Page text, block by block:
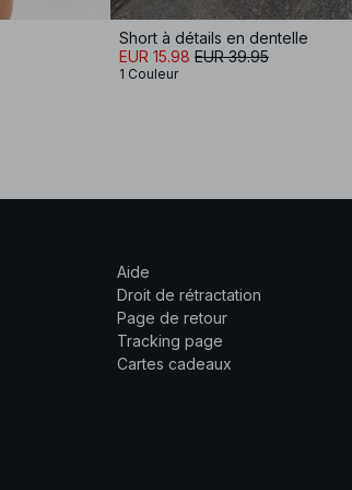
Short à détails en dentelle
EUR 15.98 EUR 39.95
1 Couleur
Aide
Droit de rétractation
Page de retour
Tracking page
Cartes cadeaux